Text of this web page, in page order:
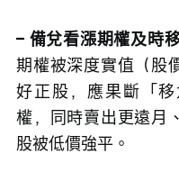
– 備兌看漲期權及時
期權被深度實值（股
好正股，應果斷「
權，同時賣出更遠月
股被低價強平。